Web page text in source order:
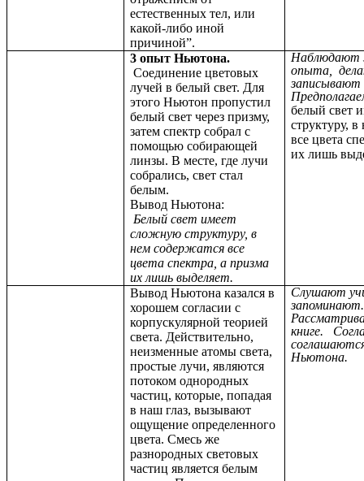
естественных тел, или
какой-либо иной
причиной”.
3 опыт Ньютона.
Соединение цветовых
лучей в белый свет. Для
этого Ньютон пропустил
белый свет через призму,
затем спектр собрал с
помощью собирающей
линзы. В месте, где лучи
собрались, свет стал
белым.
Вывод Ньютона:
Белый свет имеет
сложную структуру, в
нем содержатся все
цвета спектра, а призма
их лишь выделяет.
Наблюдают
опыта,
записывают
белый свет
структуру,
все цвета
их лишь
Вывод Ньютона казался в
хорошем согласии с
корпускулярной теорией
света. Действительно,
неизменные атомы света,
простые лучи, являются
потоком однородных
частиц, которые, попадая
в наш глаз, вызывают
ощущение определенного
цвета. Смесь же
разнородных световых
частиц является белым
Слушают
запоминают.
книге.
Ньютона.